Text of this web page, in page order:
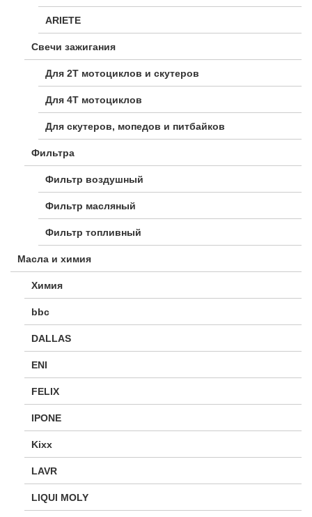
ARIETE
Свечи зажигания
Для 2Т мотоциклов и скутеров
Для 4Т мотоциклов
Для скутеров, мопедов и питбайков
Фильтра
Фильтр воздушный
Фильтр масляный
Фильтр топливный
Масла и химия
Химия
bbc
DALLAS
ENI
FELIX
IPONE
Kixx
LAVR
LIQUI MOLY